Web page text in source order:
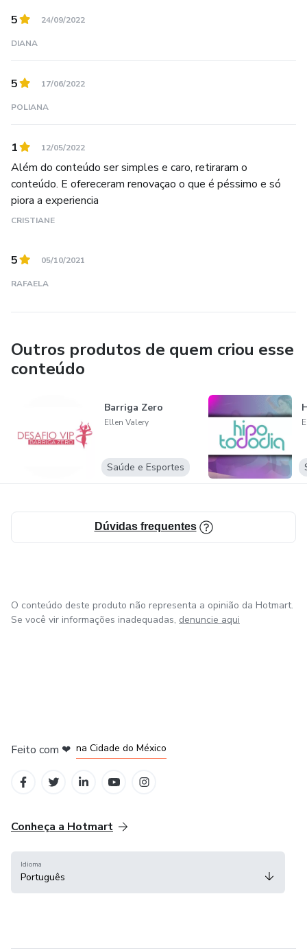
5 24/09/2022
DIANA
5 17/06/2022
POLIANA
1 12/05/2022
Além do conteúdo ser simples e caro, retiraram o
conteúdo. E ofereceram renovaçao o que é péssimo e só
piora a experiencia
CRISTIANE
5 05/10/2021
RAFAELA
Outros produtos de quem criou esse
conteúdo
Barriga Zero
Ellen Valery
Saúde e Esportes
Dúvidas frequentes
O conteúdo deste produto não representa a opinião da Hotmart.
Se você vir informações inadequadas, denuncie aqui
Feito com ❤ na Cidade do México
Conheça a Hotmart
Idioma
Português